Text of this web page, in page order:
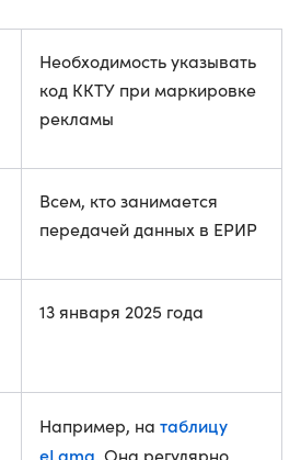
Необходимость указывать
код ККТУ при маркировке
рекламы
Всем, кто занимается
передачей данных в ЕРИР
13 января 2025 года
Например, на таблицу
eLama. Она регулярно